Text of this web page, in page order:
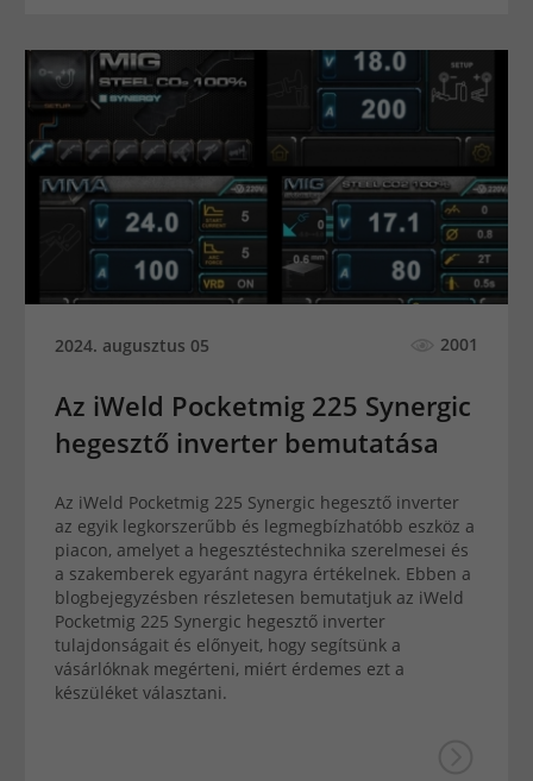
2024. augusztus 05 2001
Az iWeld Pocketmig 225 Synergic
hegesztő inverter bemutatása
Az iWeld Pocketmig 225 Synergic hegesztő inverter
az egyik legkorszerűbb és legmegbízhatóbb eszköz a
piacon, amelyet a hegesztéstechnika szerelmesei és
a szakemberek egyaránt nagyra értékelnek. Ebben a
blogbejegyzésben részletesen bemutatjuk az iWeld
Pocketmig 225 Synergic hegesztő inverter
tulajdonságait és előnyeit, hogy segítsünk a
vásárlóknak megérteni, miért érdemes ezt a
készüléket választani.